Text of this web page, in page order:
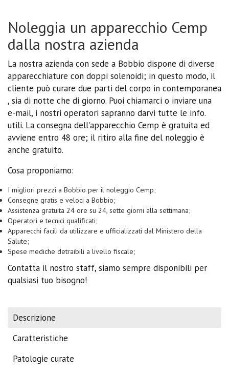
Noleggia un apparecchio Cemp
dalla nostra azienda
La nostra azienda con sede a Bobbio dispone di diverse
apparecchiature con doppi solenoidi; in questo modo, il
cliente può curare due parti del corpo in contemporanea
, sia di notte che di giorno. Puoi chiamarci o inviare una
e-mail, i nostri operatori sapranno darvi tutte le info.
utili. La consegna dell'apparecchio Cemp è gratuita ed
avviene entro 48 ore; il ritiro alla fine del noleggio è
anche gratuito.
Cosa proponiamo:
I migliori prezzi a Bobbio per il noleggio Cemp;
Consegne gratis e veloci a Bobbio;
Assistenza gratuita 24 ore su 24, sette giorni alla settimana;
Operatori e tecnici qualificati;
Apparecchi facili da utilizzare e ufficializzati dal Ministero della
Salute;
Spese mediche detraibili a livello fiscale;
Contatta il nostro staff, siamo sempre disponibili per
qualsiasi tuo bisogno!
Descrizione
Caratteristiche
Patologie curate